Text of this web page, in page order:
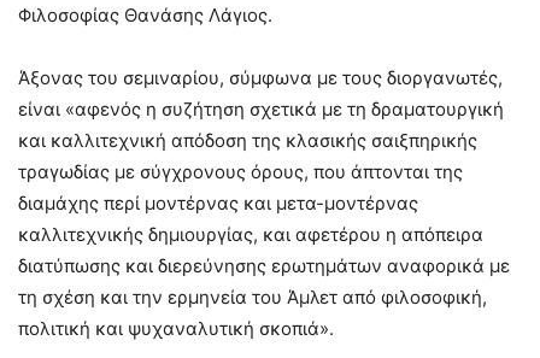
Φιλοσοφίας Θανάσης Λάγιος.
Άξονας του σεμιναρίου, σύμφωνα με τους διοργανωτές,
είναι «αφενός η συζήτηση σχετικά με τη δραματουργική
και καλλιτεχνική απόδοση της κλασικής σαιξπηρικής
τραγωδίας με σύγχρονους όρους, που άπτονται της
διαμάχης περί μοντέρνας και μετα-μοντέρνας
καλλιτεχνικής δημιουργίας, και αφετέρου η απόπειρα
διατύπωσης και διερεύνησης ερωτημάτων αναφορικά με
τη σχέση και την ερμηνεία του Άμλετ από φιλοσοφική,
πολιτική και ψυχαναλυτική σκοπιά».